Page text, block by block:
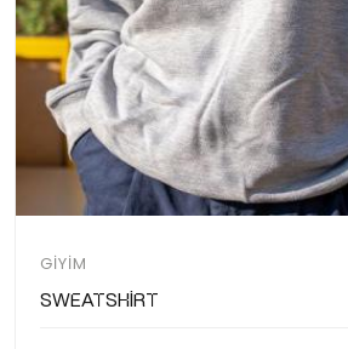
GIYIM
Sweatshirt